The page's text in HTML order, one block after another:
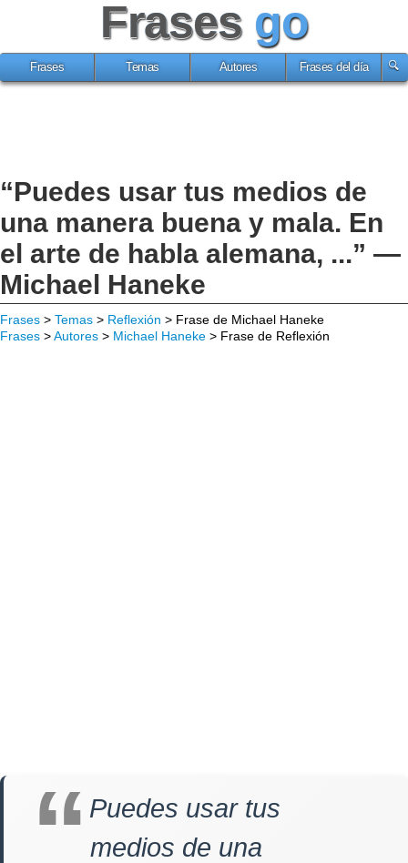
Frases go
Frases Temas Autores Frases del día
“Puedes usar tus medios de
una manera buena y mala. En
el arte de habla alemana, ...” —
Michael Haneke
Frases > Temas > Reflexión > Frase de Michael Haneke
Frases >Autores > Michael Haneke > Frase de Reflexión
Puedes usar tus
medios de una